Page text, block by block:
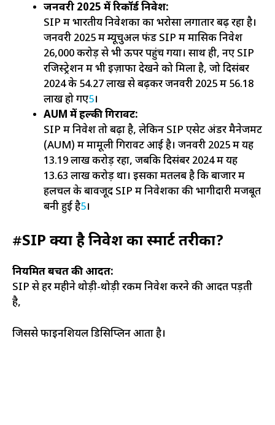
जनवरी 2025 में रिकॉर्ड निवेश:
SIP में भारतीय निवेशकों का भरोसा लगातार बढ़ रहा है।
जनवरी 2025 में म्यूचुअल फंड SIP में मासिक निवेश
₹26,000 करोड़ से भी ऊपर पहुंच गया। साथ ही, नए SIP
रजिस्ट्रेशन में भी इज़ाफा देखने को मिला है, जो दिसंबर
2024 के 54.27 लाख से बढ़कर जनवरी 2025 में 56.18
लाख हो गए5।
AUM में हल्की गिरावट:
SIP में निवेश तो बढ़ा है, लेकिन SIP एसेट अंडर मैनेजमेंट
(AUM) में मामूली गिरावट आई है। जनवरी 2025 में यह
₹13.19 लाख करोड़ रहा, जबकि दिसंबर 2024 में यह
₹13.63 लाख करोड़ था। इसका मतलब है कि बाजार में
हलचल के बावजूद SIP में निवेशकों की भागीदारी मजबूत
बनी हुई है5।
#SIP क्यों है निवेश का स्मार्ट तरीका?
नियमित बचत की आदत:
SIP से हर महीने थोड़ी-थोड़ी रकम निवेश करने की आदत पड़ती
है,
जिससे फाइनेंशियल डिसिप्लिन आता है।